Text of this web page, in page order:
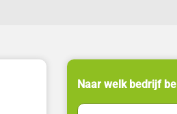
Naar welk bedrijf